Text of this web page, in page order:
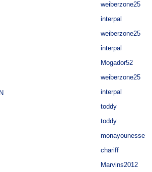
weiberzone25
interpal
weiberzone25
interpal
Mogador52
weiberzone25
interpal
toddy
toddy
monayounesse
chariff
Marvins2012